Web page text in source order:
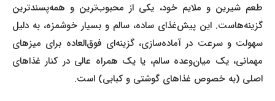
طعم شیرین و ملایم خود، یکی از محبوب‌ترین و همه‌پسندترین
گزینه‌هاست. این پیش‌غذای ساده، سالم و بسیار خوشمزه، به دلیل
سهولت و سرعت در آماده‌سازی، گزینه‌ای فوق‌العاده برای میزهای
مهمانی، یک میان‌وعده سالم، یا یک همراه عالی در کنار غذاهای
اصلی (به خصوص غذاهای گوشتی و کبابی) است.